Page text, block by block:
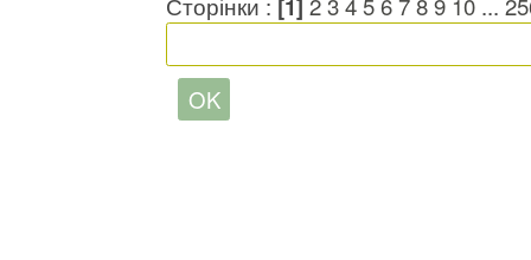
Сторінки : [1] 23456789 10 ...